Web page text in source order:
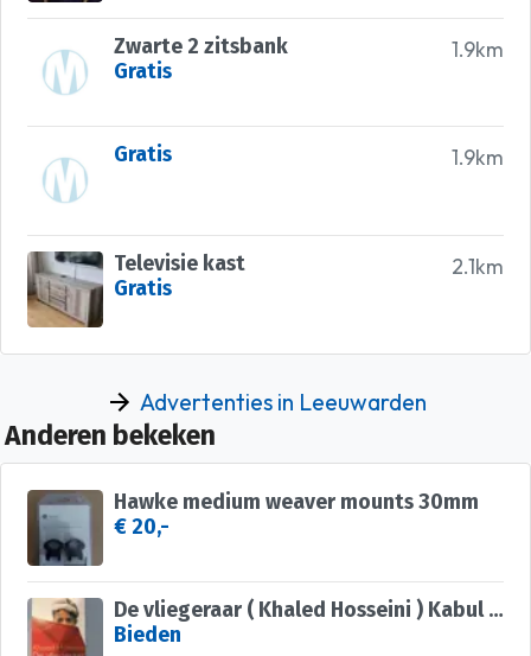
1.9km
Zwarte 2 zitsbank
Gratis
1.9km
Gratis
2.1km
Televisie kast
Gratis
Advertenties in Leeuwarden
Anderen bekeken
Hawke medium weaver mounts 30mm
€ 20,-
De vliegeraar ( Khaled Hosseini ) Kabul Afghanistan
Bieden